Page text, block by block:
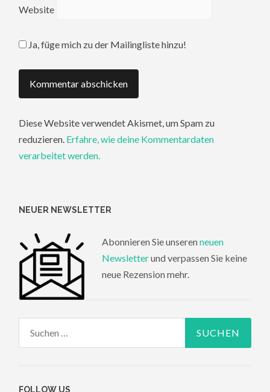
Website
Ja, füge mich zu der Mailingliste hinzu!
Diese Website verwendet Akismet, um Spam zu
reduzieren. Erfahre, wie deine Kommentardaten
verarbeitet werden.
NEUER NEWSLETTER
Abonnieren Sie unseren neuen
Newsletterund verpassen Sie keine
neue Rezension mehr.
FOLLOW US